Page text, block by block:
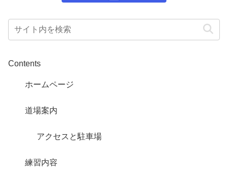
Contents
ホームページ
道場案内
アクセスと駐車場
練習内容